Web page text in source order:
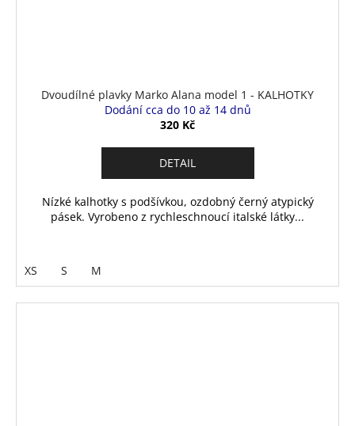
Dvoudílné plavky Marko Alana model 1 - KALHOTKY
Dodání cca do 10 až 14 dnů
320 Kč
DETAIL
Nízké kalhotky s podšívkou, ozdobný černý atypický
pásek. Vyrobeno z rychleschnoucí italské látky...
XS S M